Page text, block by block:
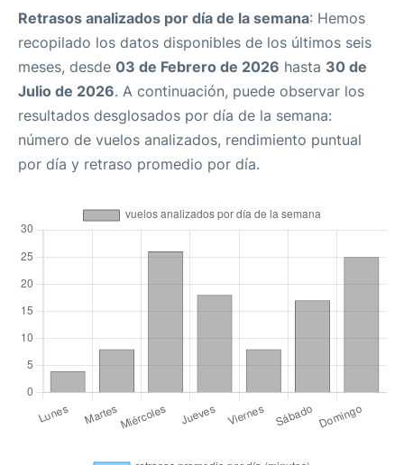
Retrasos analizados por día de la semana: Hemos
recopilado los datos disponibles de los últimos seis
meses, desde 03 de Febrero de 2026 hasta 30 de
Julio de 2026. A continuación, puede observar los
resultados desglosados por día de la semana:
número de vuelos analizados, rendimiento puntual
por día y retraso promedio por día.